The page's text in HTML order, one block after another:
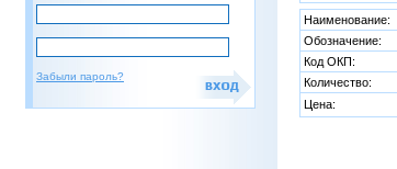
Забыли пароль?
Наименование:
Обозначение:
Код ОКП:
Количество:
Цена: